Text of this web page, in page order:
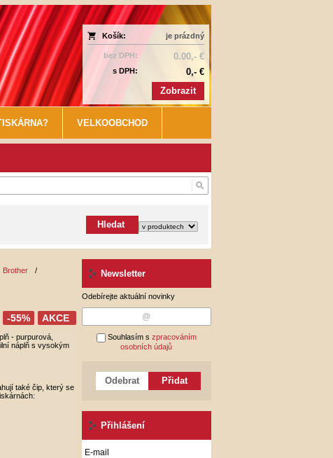
Košík: je prázdný
bez DPH: 0.00,- €
s DPH:
0,- €
Zobrazit
VELKOOBCHOD
Hledat
Newsletter
Odebírejte aktuální novinky
Souhlasím s zpracováním
osobních údajů
Odebrat Přidat
Přihlášení
E-mail
Brother /
AKCE
-55%
- purpurová,
náplň s vysokým
také čip, který se